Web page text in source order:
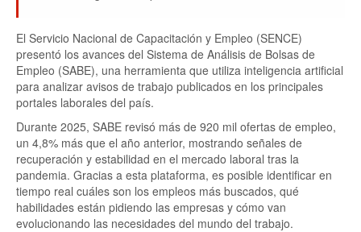
El Servicio Nacional de Capacitación y Empleo (SENCE)
presentó los avances del Sistema de Análisis de Bolsas de
Empleo (SABE), una herramienta que utiliza inteligencia artificial
para analizar avisos de trabajo publicados en los principales
portales laborales del país.
Durante 2025, SABE revisó más de 920 mil ofertas de empleo,
un 4,8% más que el año anterior, mostrando señales de
recuperación y estabilidad en el mercado laboral tras la
pandemia. Gracias a esta plataforma, es posible identificar en
tiempo real cuáles son los empleos más buscados, qué
habilidades están pidiendo las empresas y cómo van
evolucionando las necesidades del mundo del trabajo.